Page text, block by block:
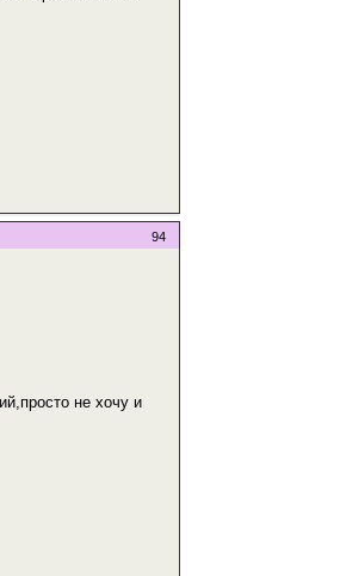
94
не хочу и